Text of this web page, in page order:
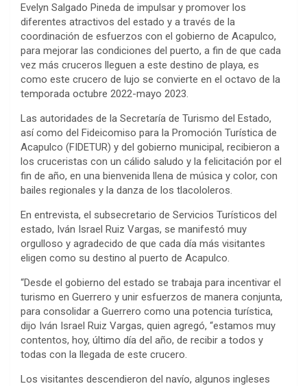
Evelyn Salgado Pineda de impulsar y promover los
diferentes atractivos del estado y a través de la
coordinación de esfuerzos con el gobierno de Acapulco,
para mejorar las condiciones del puerto, a fin de que cada
vez más cruceros lleguen a este destino de playa, es
como este crucero de lujo se convierte en el octavo de la
temporada octubre 2022-mayo 2023.
Las autoridades de la Secretaría de Turismo del Estado,
así como del Fideicomiso para la Promoción Turística de
Acapulco (FIDETUR) y del gobierno municipal, recibieron a
los cruceristas con un cálido saludo y la felicitación por el
fin de año, en una bienvenida llena de música y color, con
bailes regionales y la danza de los tlacololeros.
En entrevista, el subsecretario de Servicios Turísticos del
estado, Iván Israel Ruiz Vargas, se manifestó muy
orgulloso y agradecido de que cada día más visitantes
eligen como su destino al puerto de Acapulco.
“Desde el gobierno del estado se trabaja para incentivar el
turismo en Guerrero y unir esfuerzos de manera conjunta,
para consolidar a Guerrero como una potencia turística,
dijo Iván Israel Ruiz Vargas, quien agregó, “estamos muy
contentos, hoy, último día del año, de recibir a todos y
todas con la llegada de este crucero.
Los visitantes descendieron del navío, algunos ingleses